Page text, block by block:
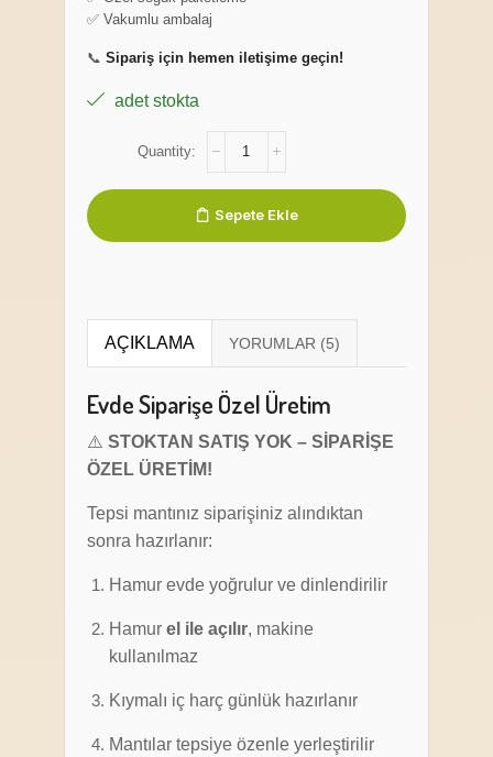
✅ Vakumlu ambalaj
📞 Sipariş için hemen iletişime geçin!
adet stokta
Sepete Ekle
AÇIKLAMA
Evde Siparişe Özel Üretim
⚠️ STOKTAN SATIŞ YOK – SİPARİŞE
ÖZEL ÜRETİM!
Tepsi mantınız siparişiniz alındıktan
sonra hazırlanır:
Hamur evde yoğrulur ve dinlendirilir
Hamur el ile açılır, makine
kullanılmaz
Kıymalı iç harç günlük hazırlanır
Mantılar tepsiye özenle yerleştirilir